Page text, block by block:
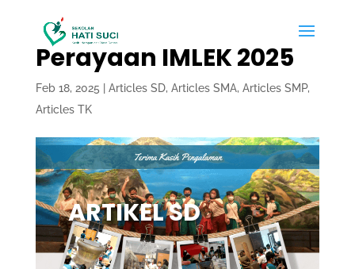
Perayaan IMLEK 2025
Feb 18, 2025 Articles SD, Articles SMA, Articles SMP,
Articles TK
ARTIKEL SD